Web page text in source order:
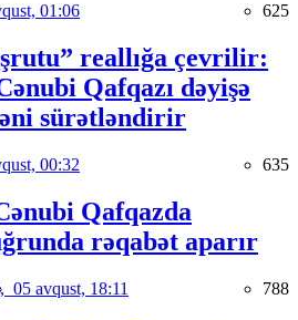
01:06 625
reallığa çevrilir:
Qafqazı dəyişə
sürətləndirir
00:32 635
Qafqazda
rəqabət aparır
05 avqust, 18:11 788